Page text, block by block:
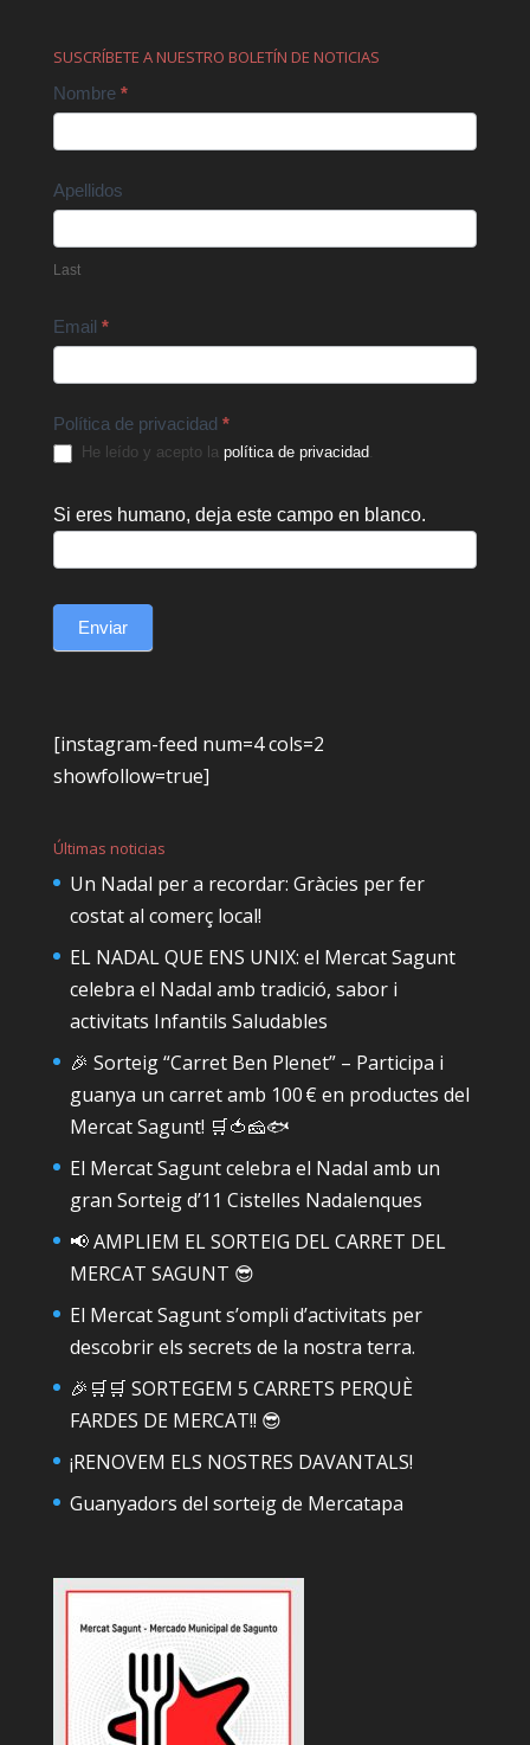
SUSCRÍBETE A NUESTRO BOLETÍN DE NOTICIAS
Contact
Nombre *
Apellidos
Last
Email *
Política de privacidad *
He leído y acepto la política de privacidad.
Si eres humano, deja este campo en blanco.
Enviar
[instagram-feed num=4 cols=2
showfollow=true]
Últimas noticias
Un Nadal per a recordar: Gràcies per fer
costat al comerç local!
EL NADAL QUE ENS UNIX: el Mercat Sagunt
celebra el Nadal amb tradició, sabor i
activitats Infantils Saludables
🎉 Sorteig “Carret Ben Plenet” – Participa i
guanya un carret amb 100 € en productes del
Mercat Sagunt! 🛒🍅🧀🐟
El Mercat Sagunt celebra el Nadal amb un
gran Sorteig d’11 Cistelles Nadalenques
📢 AMPLIEM EL SORTEIG DEL CARRET DEL
MERCAT SAGUNT 😎
El Mercat Sagunt s’ompli d’activitats per
descobrir els secrets de la nostra terra.
🎉🛒🛒 SORTEGEM 5 CARRETS PERQUÈ
FARDES DE MERCAT!! 😎
¡RENOVEM ELS NOSTRES DAVANTALS!
Guanyadors del sorteig de Mercatapa